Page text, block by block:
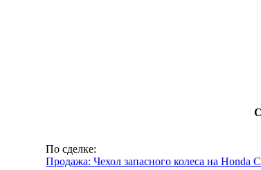
По сделке:
Продажа: Чехол запасного колеса на Honda